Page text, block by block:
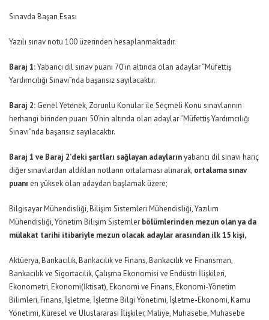
Sınavda Başarı Esası
Yazılı sınav notu 100 üzerinden hesaplanmaktadır.
Baraj 1:Yabancı dil sınav puanı 70’in altında olan adaylar “Müfettiş
Yardımcılığı Sınavı”nda başarısız sayılacaktır.
Baraj 2: Genel Yetenek, Zorunlu Konular ile Seçmeli Konu sınavlarının
herhangi birinden puanı 50’nin altında olan adaylar “Müfettiş Yardımcılığı
Sınavı”nda başarısız sayılacaktır.
Baraj 1 ve Baraj 2’deki şartları sağlayan adaylarınyabancı dil sınavı hariç
diğer sınavlardan aldıkları notların ortalaması alınarak, ortalama sınav
puanı en yüksek olan adaydan başlamak üzere;
Bilgisayar Mühendisliği, Bilişim Sistemleri Mühendisliği, Yazılım
Mühendisliği, Yönetim Bilişim Sistemler bölümlerinden mezun olan ya da
mülakat tarihi itibariyle mezun olacak adaylar arasından ilk 15 kişi,
Aktüerya, Bankacılık, Bankacılık ve Finans, Bankacılık ve Finansman,
Bankacılık ve Sigortacılık, Çalışma Ekonomisi ve Endüstri İlişkileri,
Ekonometri, Ekonomi(İktisat), Ekonomi ve Finans, Ekonomi-Yönetim
Bilimleri, Finans, İşletme, İşletme Bilgi Yönetimi, İşletme-Ekonomi, Kamu
Yönetimi, Küresel ve Uluslararası İlişkiler, Maliye, Muhasebe, Muhasebe